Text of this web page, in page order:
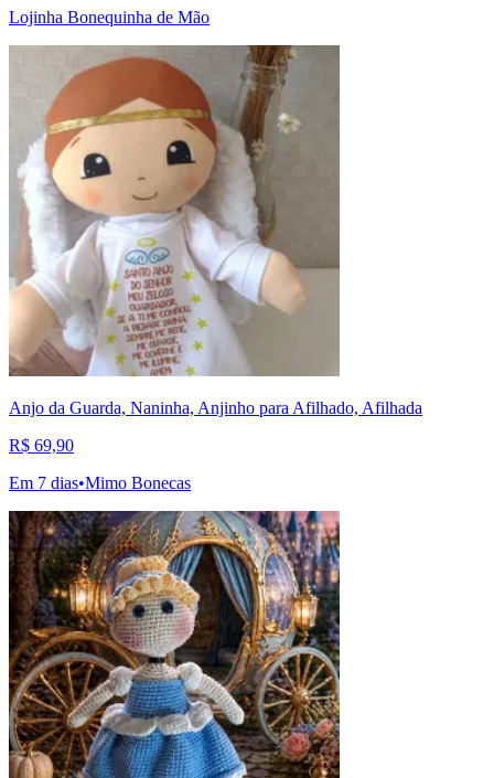
Lojinha Bonequinha de Mão
Anjo da Guarda, Naninha, Anjinho para Afilhado, Afilhada
R$ 69,90
Em 7 dias•Mimo Bonecas